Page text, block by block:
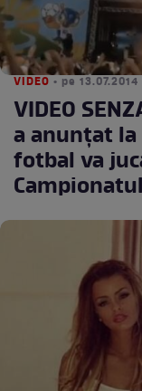
VIDEO • pe
VIDEO
a anunţat
fotbal va